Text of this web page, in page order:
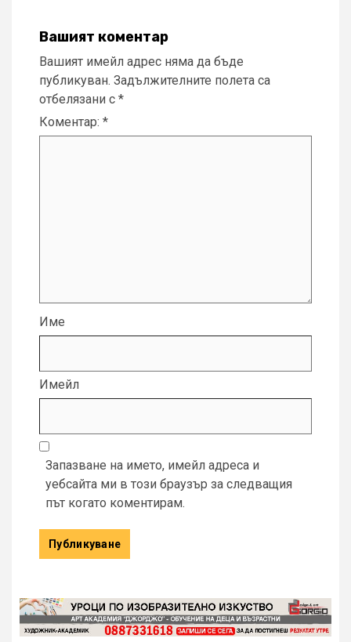
Вашият коментар
Вашият имейл адрес няма да бъде
публикуван. Задължителните полета са
отбелязани с *
Коментар: *
Име
Имейл
Запазване на името, имейл адреса и
уебсайта ми в този браузър за следващия
път когато коментирам.